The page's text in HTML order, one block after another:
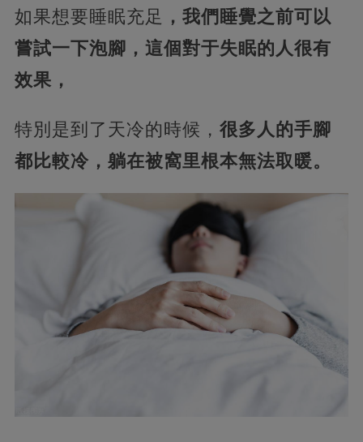
如果想要睡眠充足 ，我們睡覺之前可以
嘗試一下泡腳，這個對于失眠的人很有
效果，
特別是到了天冷的時候， 很多人的手腳
都比較冷，躺在被窩里根本無法取暖。